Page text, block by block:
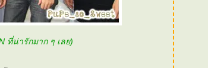
ที่น่ารักมาก ๆ เลย)